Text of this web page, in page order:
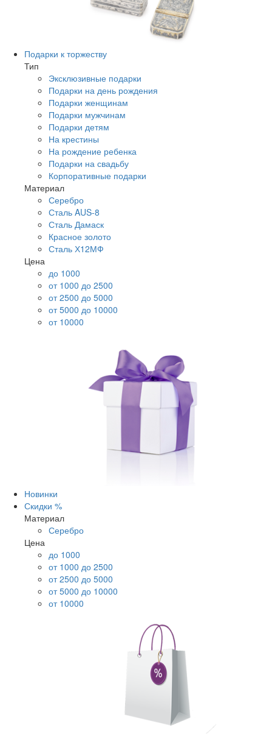
Подарки к торжеству
Тип
Эксклюзивные подарки
Подарки на день рождения
Подарки женщинам
Подарки мужчинам
Подарки детям
На крестины
На рождение ребенка
Подарки на свадьбу
Корпоративные подарки
Материал
Серебро
Сталь AUS-8
Сталь Дамаск
Красное золото
Сталь Х12МФ
Цена
до 1000
от 1000 до 2500
от 2500 до 5000
от 5000 до 10000
от 10000
Новинки
Скидки %
Материал
Серебро
Цена
до 1000
от 1000 до 2500
от 2500 до 5000
от 5000 до 10000
от 10000